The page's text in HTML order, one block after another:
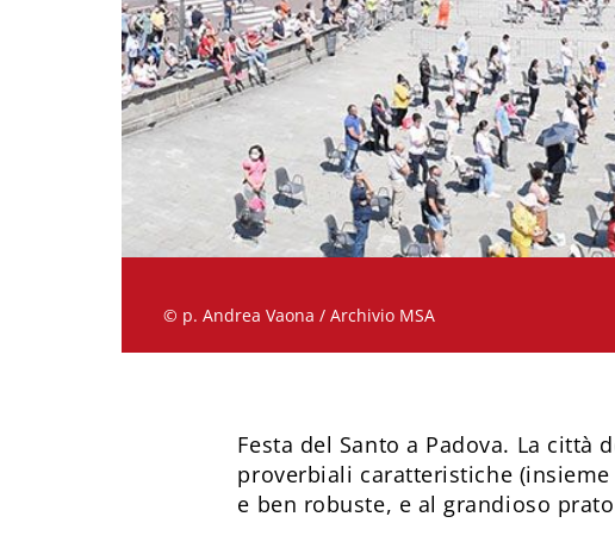
© p. Andrea Vaona / Archivio MSA
Festa del Santo a Padova. La città
proverbiali caratteristiche
e ben robuste, e al grandioso